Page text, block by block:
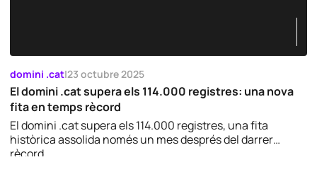
domini .cat|23 octubre 2025
El domini .cat supera els 114.000 registres: una nova
fita en temps rècord
El domini .cat supera els 114.000 registres, una fita
històrica assolida només un mes després del darrer
rècord.